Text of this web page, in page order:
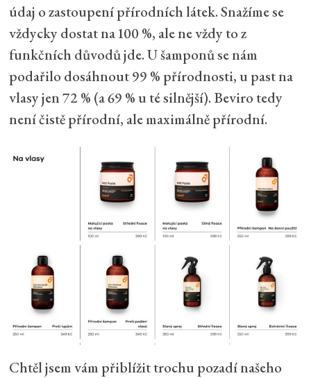
údaj o zastoupení přírodních látek. Snažíme se
vždycky dostat na 100 %, ale ne vždy to z
funkčních důvodů jde. U šamponů se nám
podařilo dosáhnout 99 % přírodnosti, u past na
vlasy jen 72 % (a 69 % u té silnější). Beviro tedy
není čistě přírodní, ale maximálně přírodní.
Chtěl jsem vám přiblížit trochu pozadí našeho